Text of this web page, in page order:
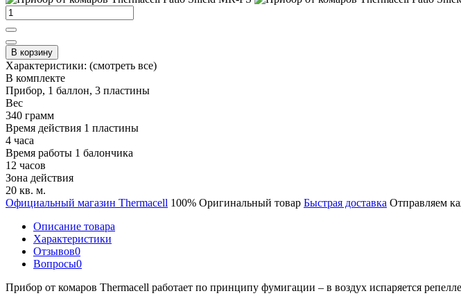
В корзину
Характеристики: (смотреть все)
В комплекте
Прибор, 1 баллон, 3 пластины
Вес
340 грамм
Время действия 1 пластины
4 часа
Время работы 1 балончика
12 часов
Зона действия
20 кв. м.
Официальный магазин Thermacell 100% Оригинальный товар Быстрая доставка Отправляем
Описание товара
Характеристики
Отзывов0
Вопросы0
Прибор от комаров Thermacell работает по принципу фумигации – в воздух испаряется